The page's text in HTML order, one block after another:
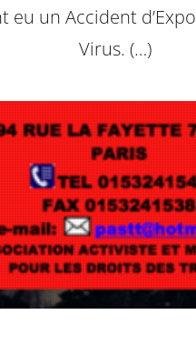
eu un Accident
Virus. (…)